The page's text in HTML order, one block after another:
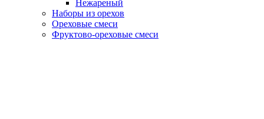
Нежареный
Наборы из орехов
Ореховые смеси
Фруктово-ореховые смеси